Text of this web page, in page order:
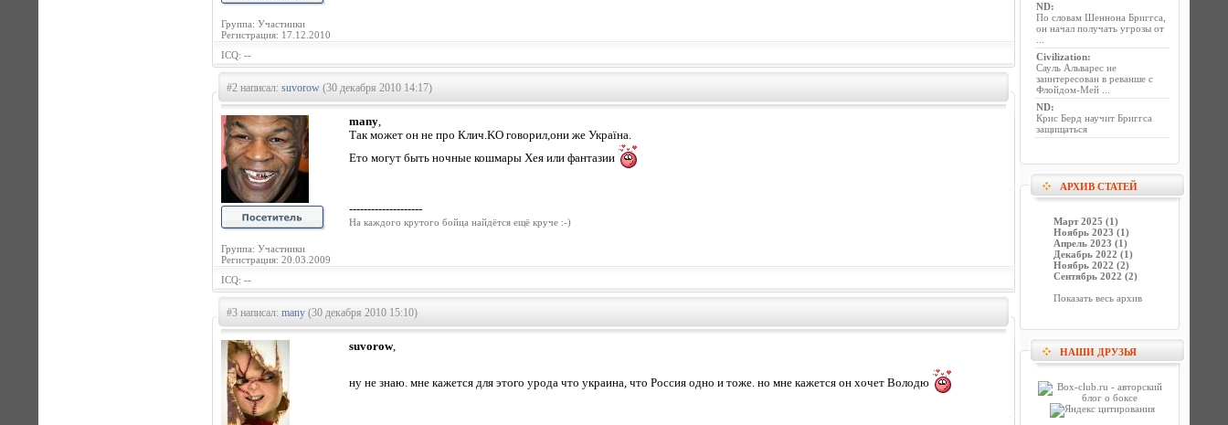
Группа: Участники
Регистрация: 17.12.2010
ICQ: --
#2 написал: suvorow (30 декабря 2010 14:17)
Группа: Участники
Регистрация: 20.03.2009
many,
Так может он не про Клич.KO говорил,они же Україна.
Ето могут быть ночные кошмары Хея или фантазии
--------------------
На каждого крутого бойца найдётся ещё круче :-)
ICQ: --
#3 написал: many (30 декабря 2010 15:10)
suvorow,
ну не знаю. мне кажется для этого урода что украина, что Россия одно и тоже. но мне кажется он хочет Володю
ND:
По словам Шеннона Бриггса,
он начал получать угрозы от
Civilization:
Сауль Альварес не
заинтересован в реванше с
Флойдом-Мей ...
ND:
Крис Берд научит Бриггса
защищаться
АРХИВ СТАТЕЙ
Март 2025 (1)
Ноябрь 2023 (1)
Апрель 2023 (1)
Декабрь 2022 (1)
Ноябрь 2022 (2)
Сентябрь 2022 (2)
Показать весь архив
НАШИ ДРУЗЬЯ